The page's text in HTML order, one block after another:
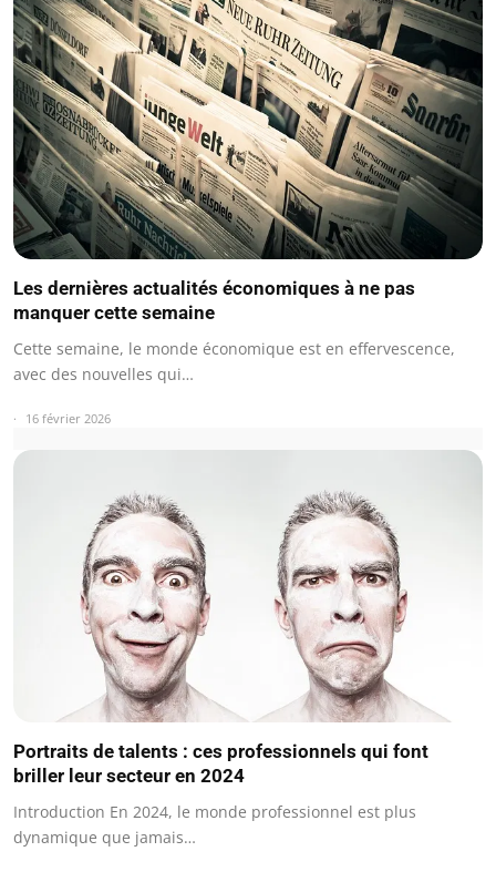
Les dernières actualités économiques à ne pas
manquer cette semaine
Cette semaine, le monde économique est en effervescence,
avec des nouvelles qui…
16 février 2026
Portraits de talents : ces professionnels qui font
briller leur secteur en 2024
Introduction En 2024, le monde professionnel est plus
dynamique que jamais…